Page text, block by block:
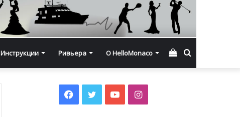
Инструкции Ривьера О HelloMonaco Смотреть
Facebook
TwitterYouTubeInstagram